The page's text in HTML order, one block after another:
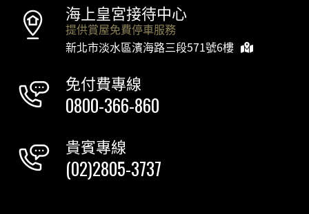
海上皇宮接待中心
提供賞屋免費停車服務
新北市淡水區濱海路三段571號6樓
免付費專線
0800-366-860
貴賓專線
(02)2805-3737